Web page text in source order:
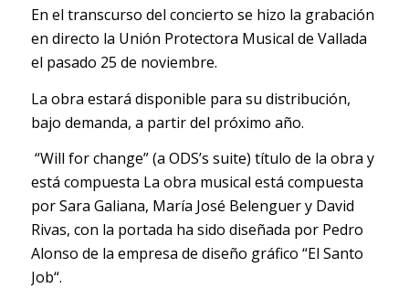
En el transcurso del concierto se hizo la grabación
en directo la Unión Protectora Musical de Vallada
el pasado 25 de noviembre.
La obra estará disponible para su distribución,
bajo demanda, a partir del próximo año.
“Will for change” (a ODS’s suite) título de la obra y
está compuesta La obra musical está compuesta
por Sara Galiana, María José Belenguer y David
Rivas, con la portada ha sido diseñada por Pedro
Alonso de la empresa de diseño gráfico “El Santo
Job“.